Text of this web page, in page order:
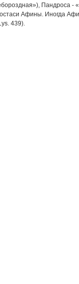
Пандроса -
Афины. Иногда
439).